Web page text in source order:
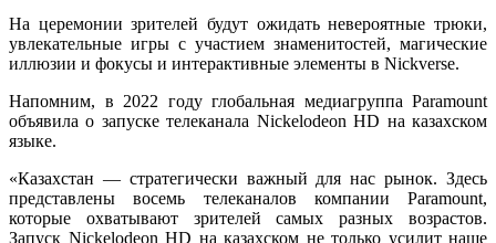
На церемонии зрителей будут ожидать невероятные трюки,
увлекательные игры с участием знаменитостей, магические
иллюзии и фокусы и интерактивные элементы в Nickverse.
Напомним, в 2022 году глобальная медиагруппа Paramount
объявила о запуске телеканала Nickelodeon HD на казахском
языке.
«Казахстан — стратегически важный для нас рынок. Здесь
представлены восемь телеканалов компании Paramount,
которые охватывают зрителей самых разных возрастов.
Запуск Nickelodeon HD на казахском не только усилит наше